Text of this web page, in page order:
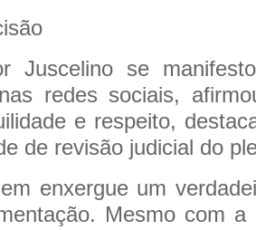
Juscelino se
redes sociais,
e respeito,
de revisão judicial do
enxergue um
Mesmo com